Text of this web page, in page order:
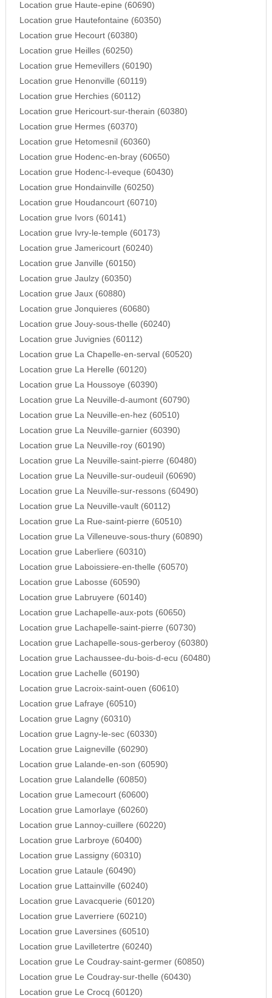
Location grue Haute-epine (60690)
Location grue Hautefontaine (60350)
Location grue Hecourt (60380)
Location grue Heilles (60250)
Location grue Hemevillers (60190)
Location grue Henonville (60119)
Location grue Herchies (60112)
Location grue Hericourt-sur-therain (60380)
Location grue Hermes (60370)
Location grue Hetomesnil (60360)
Location grue Hodenc-en-bray (60650)
Location grue Hodenc-l-eveque (60430)
Location grue Hondainville (60250)
Location grue Houdancourt (60710)
Location grue Ivors (60141)
Location grue Ivry-le-temple (60173)
Location grue Jamericourt (60240)
Location grue Janville (60150)
Location grue Jaulzy (60350)
Location grue Jaux (60880)
Location grue Jonquieres (60680)
Location grue Jouy-sous-thelle (60240)
Location grue Juvignies (60112)
Location grue La Chapelle-en-serval (60520)
Location grue La Herelle (60120)
Location grue La Houssoye (60390)
Location grue La Neuville-d-aumont (60790)
Location grue La Neuville-en-hez (60510)
Location grue La Neuville-garnier (60390)
Location grue La Neuville-roy (60190)
Location grue La Neuville-saint-pierre (60480)
Location grue La Neuville-sur-oudeuil (60690)
Location grue La Neuville-sur-ressons (60490)
Location grue La Neuville-vault (60112)
Location grue La Rue-saint-pierre (60510)
Location grue La Villeneuve-sous-thury (60890)
Location grue Laberliere (60310)
Location grue Laboissiere-en-thelle (60570)
Location grue Labosse (60590)
Location grue Labruyere (60140)
Location grue Lachapelle-aux-pots (60650)
Location grue Lachapelle-saint-pierre (60730)
Location grue Lachapelle-sous-gerberoy (60380)
Location grue Lachaussee-du-bois-d-ecu (60480)
Location grue Lachelle (60190)
Location grue Lacroix-saint-ouen (60610)
Location grue Lafraye (60510)
Location grue Lagny (60310)
Location grue Lagny-le-sec (60330)
Location grue Laigneville (60290)
Location grue Lalande-en-son (60590)
Location grue Lalandelle (60850)
Location grue Lamecourt (60600)
Location grue Lamorlaye (60260)
Location grue Lannoy-cuillere (60220)
Location grue Larbroye (60400)
Location grue Lassigny (60310)
Location grue Lataule (60490)
Location grue Lattainville (60240)
Location grue Lavacquerie (60120)
Location grue Laverriere (60210)
Location grue Laversines (60510)
Location grue Lavilletertre (60240)
Location grue Le Coudray-saint-germer (60850)
Location grue Le Coudray-sur-thelle (60430)
Location grue Le Crocq (60120)